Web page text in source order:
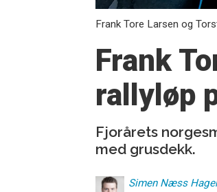
Frank Tore Larsen og
Frank
rallyløp
Fjorårets
med grusdekk.
Simen Næss